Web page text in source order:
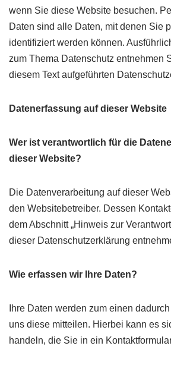
wenn Sie diese Website besuchen.
Daten sind alle Daten, mit denen Sie
identifiziert werden können.
zum Thema Datenschutz entnehmen
diesem Text aufgeführten
Datenerfassung auf dieser Website
Wer ist verantwortlich für die
dieser Website?
Die Datenverarbeitung auf dieser
den Websitebetreiber. Dessen
dem Abschnitt „Hinweis zur
dieser Datenschutzerklärung
Wie erfassen wir Ihre Daten?
Ihre Daten werden zum einen
uns diese mitteilen. Hierbei kann es
handeln, die Sie in ein